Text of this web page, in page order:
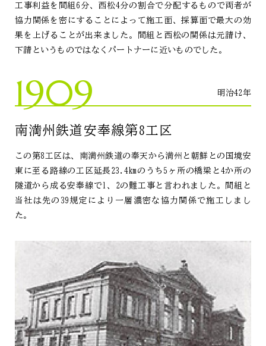
工事利益を間組6分、西松4分の割合で分配するもので両者が
協力関係を密にすることによって施工面、採算面で最大の効
果を上げることが出来ました。間組と西松の関係は元請け、
下請というものではなくパートナーに近いものでした。
1909 明治42年
南満州鉄道安奉線第8工区
この第8工区は、南満州鉄道の奉天から満州と朝鮮との国境安
東に至る路線の工区延長23.4kmのうち5ヶ所の橋梁と4か所の
隧道から成る安奉線で1、2の難工事と言われました。間組と
当社は先の39規定により一層濃密な協力関係で施工しまし
た。